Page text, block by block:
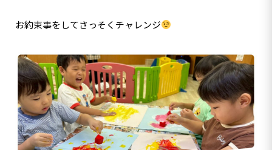
お約束事をしてさっそくチャレンジ